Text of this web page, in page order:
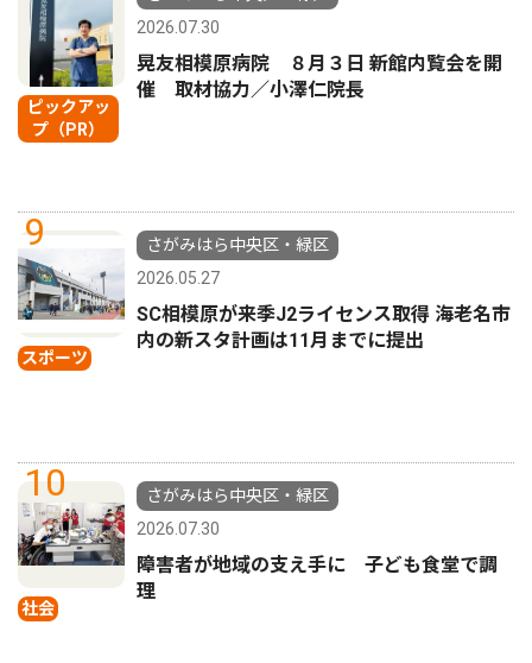
ピックアッ
プ（PR）
2026.07.30
晃友相模原病院 ８月３日 新館内覧会を開
催 取材協力／小澤仁院長
9
スポーツ
さがみはら中央区・緑区
2026.05.27
SC相模原が来季J2ライセンス取得 海老名市
内の新スタ計画は11月までに提出
10
社会
さがみはら中央区・緑区
2026.07.30
障害者が地域の支え手に 子ども食堂で調
理